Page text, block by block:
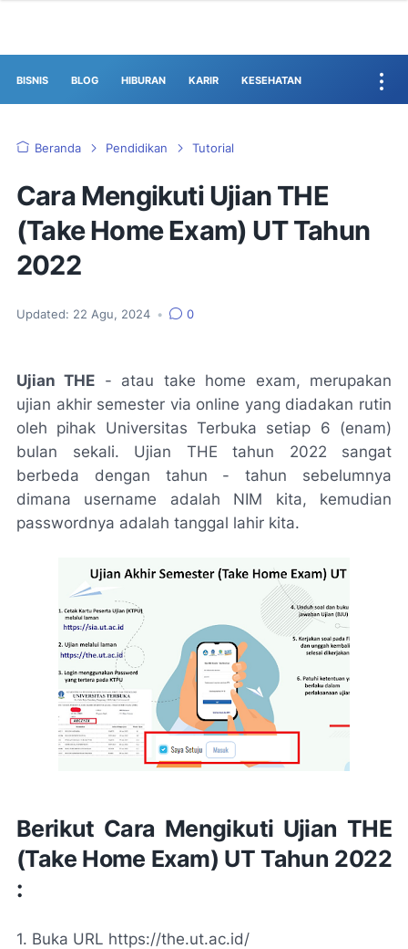
BISNIS BLOG HIBURAN KARIR KESEHATAN
Beranda Pendidikan Tutorial
Cara Mengikuti Ujian THE
(Take Home Exam) UT Tahun
2022
Updated: 22 Agu, 2024 • 0
Ujian THE - atau take home exam, merupakan
ujian akhir semester via online yang diadakan rutin
oleh pihak Universitas Terbuka setiap 6 (enam)
bulan sekali. Ujian THE tahun 2022 sangat
berbeda dengan tahun - tahun sebelumnya
dimana username adalah NIM kita, kemudian
passwordnya adalah tanggal lahir kita.
Berikut Cara Mengikuti Ujian THE
(Take Home Exam) UT Tahun 2022
:
1. Buka URL https://the.ut.ac.id/